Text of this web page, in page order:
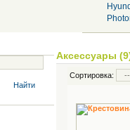
Найти
Аксессуары
Сортировка: